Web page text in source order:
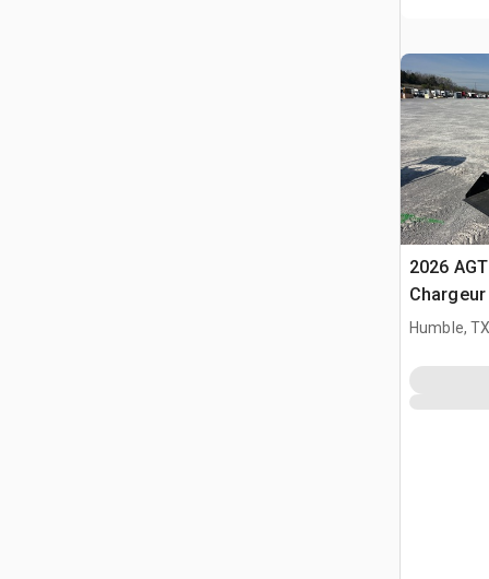
2026
(Unused)
Humble,